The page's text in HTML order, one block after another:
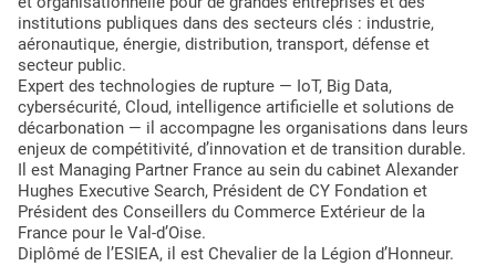
institutions publiques dans des secteurs clés : industrie,
aéronautique, énergie, distribution, transport, défense et
secteur public.
Expert des technologies de rupture — IoT, Big Data,
cybersécurité, Cloud, intelligence artificielle et solutions de
décarbonation — il accompagne les organisations dans leurs
enjeux de compétitivité, d’innovation et de transition durable.
Il est Managing Partner France au sein du cabinet Alexander
Hughes Executive Search, Président de CY Fondation et
Président des Conseillers du Commerce Extérieur de la
France pour le Val-d’Oise.
Diplômé de l’ESIEA, il est Chevalier de la Légion d’Honneur.